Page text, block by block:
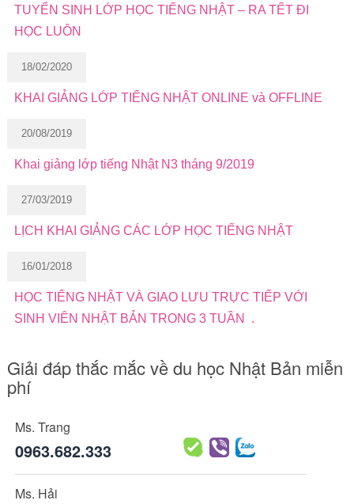
TUYỂN SINH LỚP HỌC TIẾNG NHẬT – RA TẾT ĐI
HỌC LUÔN
18/02/2020
KHAI GIẢNG LỚP TIẾNG NHẬT ONLINE và OFFLINE
20/08/2019
Khai giảng lớp tiếng Nhật N3 tháng 9/2019
27/03/2019
LỊCH KHAI GIẢNG CÁC LỚP HỌC TIẾNG NHẬT
16/01/2018
HỌC TIẾNG NHẬT VÀ GIAO LƯU TRỰC TIẾP VỚI
SINH VIÊN NHẬT BẢN TRONG 3 TUẦN .
Giải đáp thắc mắc về du học Nhật Bản miễn
phí
Ms. Trang
0963.682.333
Ms. Hải